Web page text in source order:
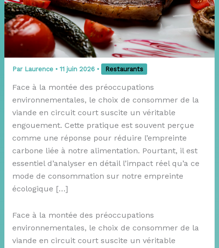
Par Laurence • 11 juin 2026 • Restaurants
Face à la montée des préoccupations
environnementales, le choix de consommer de la
viande en circuit court suscite un véritable
engouement. Cette pratique est souvent perçue
comme une réponse pour réduire l’empreinte
carbone liée à notre alimentation. Pourtant, il est
essentiel d’analyser en détail l’impact réel qu’a ce
mode de consommation sur notre empreinte
écologique […]
Face à la montée des préoccupations
environnementales, le choix de consommer de la
viande en circuit court suscite un véritable